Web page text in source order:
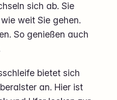
sich ab. Sie
weit Sie gehen.
So genießen auch
bietet sich
an. Hier ist